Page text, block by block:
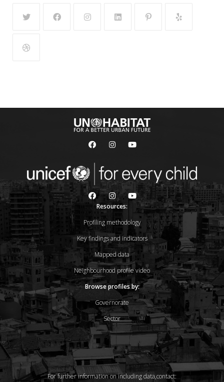
Resources:
Profiling methodology
Key findings and indicators
Mapped data
Neighbourhood profile video
Browse profiles by:
Governorate
Sector
For further information on including data,contact: